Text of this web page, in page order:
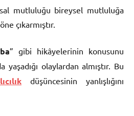
mutluluğu bireysel mutluluğa
çıkarmıştır.
” gibi hikâyelerinin konusunu
yaşadığı olaylardan almıştır. Bu
düşüncesinin yanlışlığını